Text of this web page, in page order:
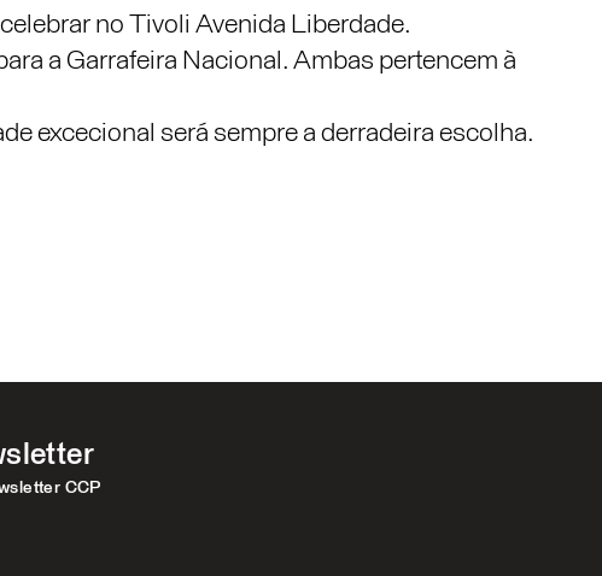
no Tivoli Avenida Liberdade.
a Garrafeira Nacional. Ambas pertencem à
excecional será sempre a derradeira escolha.
CCP